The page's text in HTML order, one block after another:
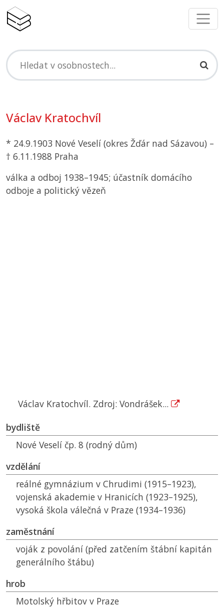
Václav Kratochvíl
* 24.9.1903 Nové Veselí (okres Žďár nad Sázavou) –
† 6.11.1988 Praha
válka a odboj 1938–1945; účastník domácího
odboje a politický vězeň
Václav Kratochvíl. Zdroj: Vondrášek...
bydliště
Nové Veselí čp. 8 (rodný dům)
vzdělání
reálné gymnázium v Chrudimi (1915–1923),
vojenská akademie v Hranicích (1923–1925),
vysoká škola válečná v Praze (1934–1936)
zaměstnání
voják z povolání (před zatčením štábní kapitán
generálního štábu)
hrob
Motolský hřbitov v Praze